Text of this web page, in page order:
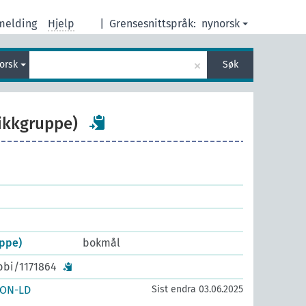
Grensesnittspråk: nynorsk
Hjelp
× Søk
bokmål
1171864
LD Sist endra 03.06.2025